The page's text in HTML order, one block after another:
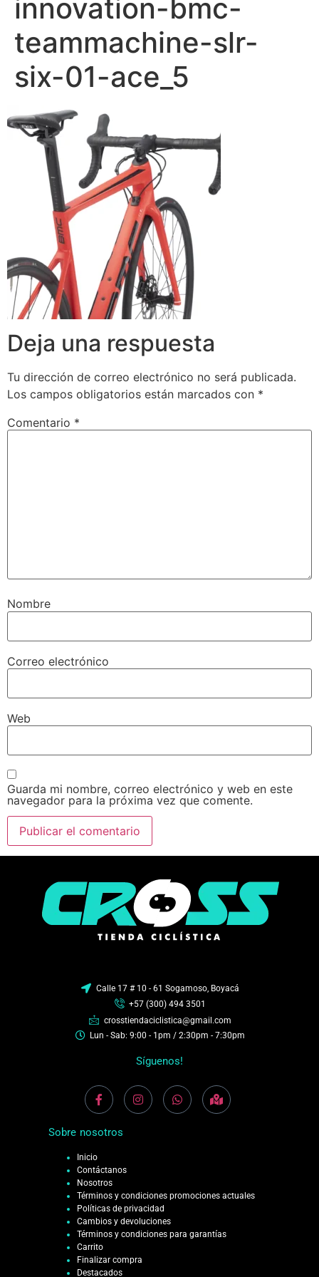
innovation-bmc-
teammachine-slr-
six-01-ace_5
Deja una respuesta
Tu dirección de correo electrónico no será publicada.
Los campos obligatorios están marcados con *
Comentario *
Nombre
Correo electrónico
Web
Guarda mi nombre, correo electrónico y web en este
navegador para la próxima vez que comente.
Calle 17 # 10 - 61 Sogamoso, Boyacá
+57 (300) 494 3501
crosstiendaciclistica@gmail.com
Lun - Sab: 9:00 - 1pm / 2:30pm - 7:30pm
Síguenos!
Sobre nosotros
Inicio
Contáctanos
Nosotros
Términos y condiciones promociones actuales
Políticas de privacidad
Cambios y devoluciones
Términos y condiciones para garantías
Carrito
Finalizar compra
Destacados